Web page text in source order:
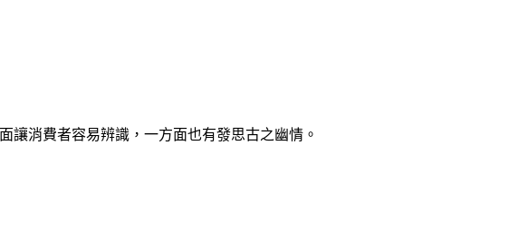
讓消費者容易辨識，一方面也有發思古之幽情。